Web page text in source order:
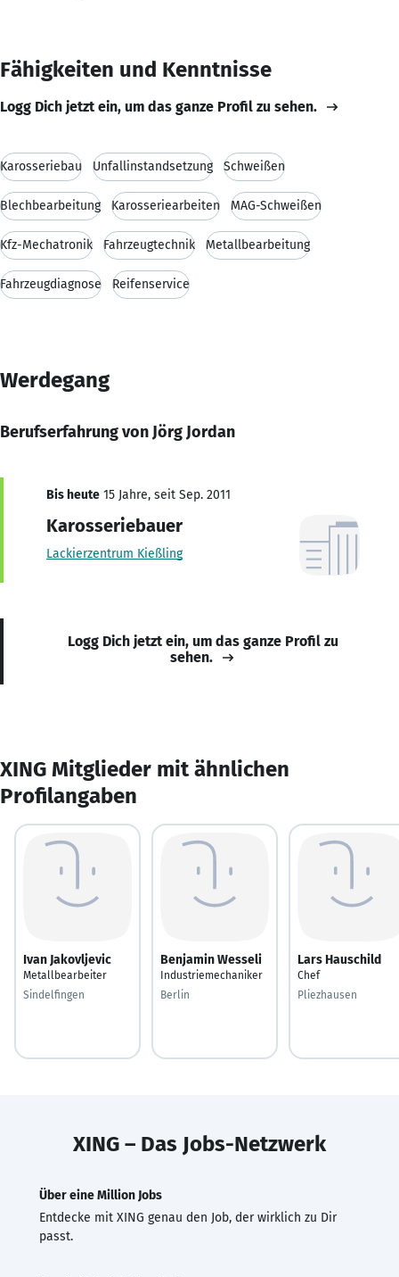
Fähigkeiten und Kenntnisse
Logg Dich jetzt ein, um das ganze Profil zu sehen.
Karosseriebau Unfallinstandsetzung Schweißen
Blechbearbeitung Karosseriearbeiten MAG-Schweißen
Kfz-Mechatronik Fahrzeugtechnik Metallbearbeitung
Fahrzeugdiagnose Reifenservice
Werdegang
Berufserfahrung von Jörg Jordan
Bis heute 15 Jahre, seit Sep. 2011
Karosseriebauer
Lackierzentrum Kießling
Logg Dich jetzt ein, um das ganze Profil zu
sehen.
XING Mitglieder mit ähnlichen
Profilangaben
Ivan Jakovljevic
Metallbearbeiter
Sindelfingen
Benjamin Wesseli
Industriemechaniker
Berlin
Lars Hauschild
Chef
Pliezhausen
XING – Das Jobs-Netzwerk
Über eine Million Jobs
Entdecke mit XING genau den Job, der wirklich zu Dir
passt.